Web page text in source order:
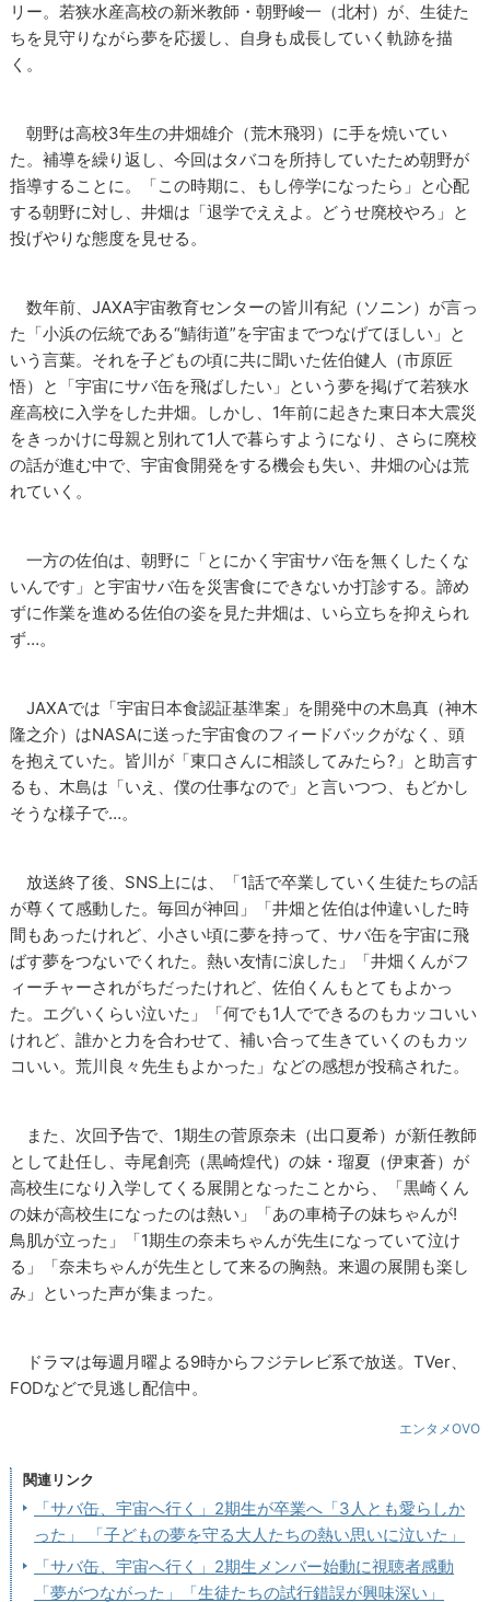
リー。若狭水産高校の新米教師・朝野峻一（北村）が、生徒た
ちを見守りながら夢を応援し、自身も成長していく軌跡を描
く。
朝野は高校3年生の井畑雄介（荒木飛羽）に手を焼いてい
た。補導を繰り返し、今回はタバコを所持していたため朝野が
指導することに。「この時期に、もし停学になったら」と心配
する朝野に対し、井畑は「退学でええよ。どうせ廃校やろ」と
投げやりな態度を見せる。
数年前、JAXA宇宙教育センターの皆川有紀（ソニン）が言っ
た「小浜の伝統である“鯖街道”を宇宙までつなげてほしい」と
いう言葉。それを子どもの頃に共に聞いた佐伯健人（市原匠
悟）と「宇宙にサバ缶を飛ばしたい」という夢を掲げて若狭水
産高校に入学をした井畑。しかし、1年前に起きた東日本大震災
をきっかけに母親と別れて1人で暮らすようになり、さらに廃校
の話が進む中で、宇宙食開発をする機会も失い、井畑の心は荒
れていく。
一方の佐伯は、朝野に「とにかく宇宙サバ缶を無くしたくな
いんです」と宇宙サバ缶を災害食にできないか打診する。諦め
ずに作業を進める佐伯の姿を見た井畑は、いら立ちを抑えられ
ず…。
JAXAでは「宇宙日本食認証基準案」を開発中の木島真（神木
隆之介）はNASAに送った宇宙食のフィードバックがなく、頭
を抱えていた。皆川が「東口さんに相談してみたら?」と助言す
るも、木島は「いえ、僕の仕事なので」と言いつつ、もどかし
そうな様子で…。
放送終了後、SNS上には、「1話で卒業していく生徒たちの話
が尊くて感動した。毎回が神回」「井畑と佐伯は仲違いした時
間もあったけれど、小さい頃に夢を持って、サバ缶を宇宙に飛
ばす夢をつないでくれた。熱い友情に涙した」「井畑くんがフ
ィーチャーされがちだったけれど、佐伯くんもとてもよかっ
た。エグいくらい泣いた」「何でも1人でできるのもカッコいい
けれど、誰かと力を合わせて、補い合って生きていくのもカッ
コいい。荒川良々先生もよかった」などの感想が投稿された。
また、次回予告で、1期生の菅原奈未（出口夏希）が新任教師
として赴任し、寺尾創亮（黒崎煌代）の妹・瑠夏（伊東蒼）が
高校生になり入学してくる展開となったことから、「黒崎くん
の妹が高校生になったのは熱い」「あの車椅子の妹ちゃんが!
鳥肌が立った」「1期生の奈未ちゃんが先生になっていて泣け
る」「奈未ちゃんが先生として来るの胸熱。来週の展開も楽し
み」といった声が集まった。
ドラマは毎週月曜よる9時からフジテレビ系で放送。TVer、
FODなどで見逃し配信中。
エンタメOVO
関連リンク
「サバ缶、宇宙へ行く」2期生が卒業へ「3人とも愛らしか
った」 「子どもの夢を守る大人たちの熱い思いに泣いた」
「サバ缶、宇宙へ行く」2期生メンバー始動に視聴者感動
「夢がつながった」「生徒たちの試行錯誤が興味深い」